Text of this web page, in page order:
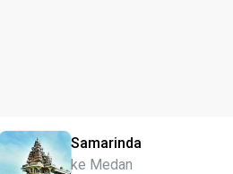
Samarinda
ke Medan